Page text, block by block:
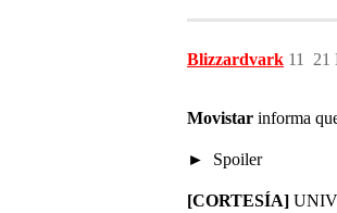
Blizzardvark 21
11
Movistar informa
Spoiler
[CORTESÍA]